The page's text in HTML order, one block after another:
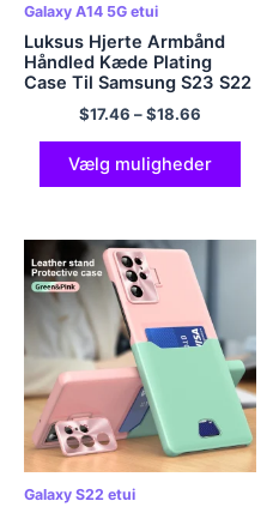
Galaxy A14 5G etui
Luksus Hjerte Armbånd
Håndled Kæde Plating
Case Til Samsung S23 S22
S21 Ultra Plus S20 FE A24
A53 A13 A14 A34 A54
A33 A52 Cover
$17.46 –$18.66
Vælg muligheder
Galaxy S22 etui